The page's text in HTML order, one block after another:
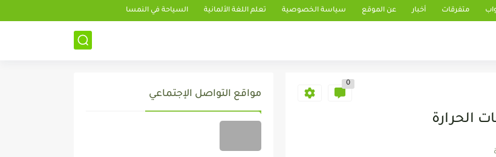
متفرقات أخبار عن الموقع سياسة الخصوصية تعلم اللغة الألمانية السياحة في النمسا
0
الحرارة
مواقع التواصل الإجتماعي